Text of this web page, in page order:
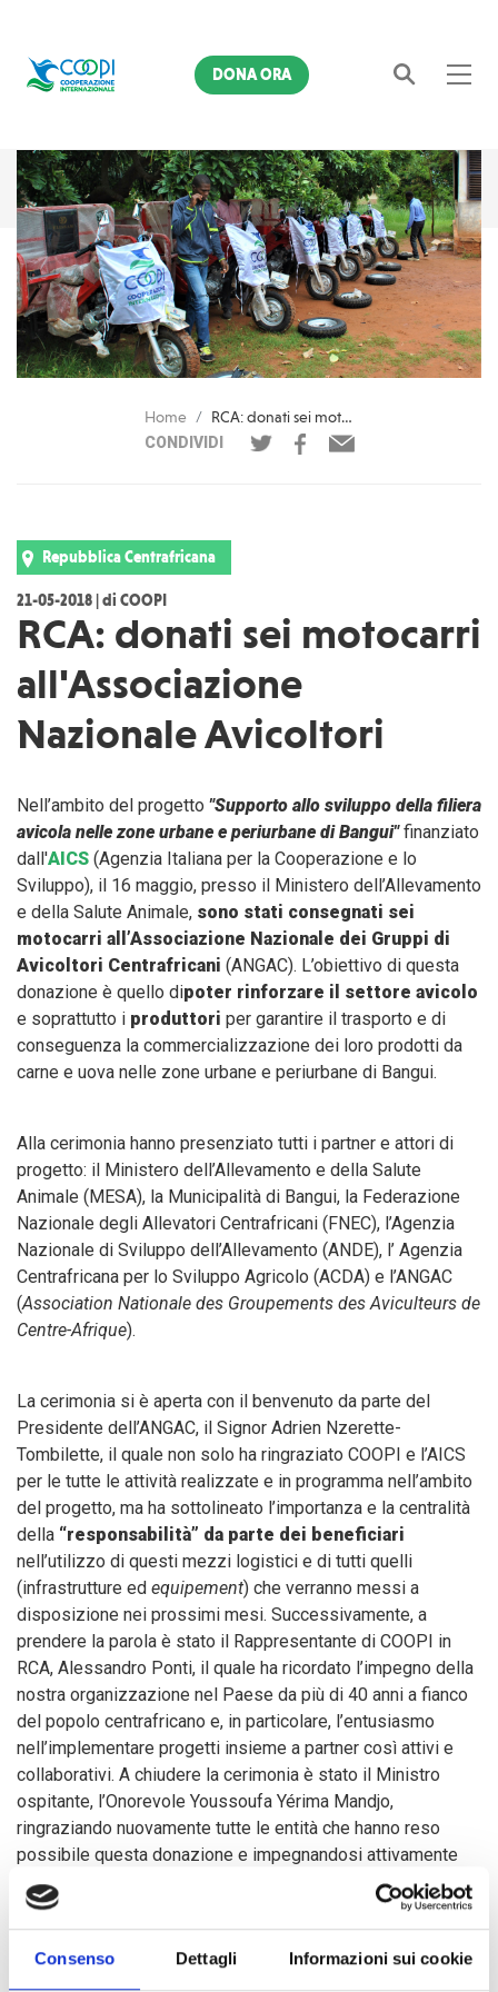
Consenso Dettagli Informazioni sui cookie
Cerca
DONA ORA
Home
RCA: donati sei motocarri all'Associazione Nazionale Avicoltori
CONDIVIDI
Repubblica Centrafricana
21-05-2018 | di COOPI
RCA: donati sei motocarri
all'Associazione
Nazionale Avicoltori
Nell’ambito del progetto "Supporto allo sviluppo della filiera
avicola nelle zone urbane e periurbane di Bangui"finanziato
dall'AICS (Agenzia Italiana per la Cooperazione e lo
Sviluppo), il 16 maggio, presso il Ministero dell’Allevamento
e della Salute Animale, sono stati consegnati sei
motocarri all’Associazione Nazionale dei Gruppi di
Avicoltori Centrafricani (ANGAC). L’obiettivo di questa
donazione è quello dipoter rinforzare il settore avicolo
e soprattutto i produttori per garantire il trasporto e di
conseguenza la commercializzazione dei loro prodotti da
carne e uova nelle zone urbane e periurbane di Bangui.
Alla cerimonia hanno presenziato tutti i partner e attori di
progetto: il Ministero dell’Allevamento e della Salute
Animale (MESA), la Municipalità di Bangui, la Federazione
Nazionale degli Allevatori Centrafricani (FNEC), l’Agenzia
Nazionale di Sviluppo dell’Allevamento (ANDE), l’ Agenzia
Centrafricana per lo Sviluppo Agricolo (ACDA) e l’ANGAC
(Association Nationale des Groupements des Aviculteurs de
Centre-Afrique).
La cerimonia si è aperta con il benvenuto da parte del
Presidente dell’ANGAC, il Signor Adrien Nzerette-
Tombilette, il quale non solo ha ringraziato COOPI e l’AICS
per le tutte le attività realizzate e in programma nell’ambito
del progetto, ma ha sottolineato l’importanza e la centralità
della “responsabilità” da parte dei beneficiari
nell’utilizzo di questi mezzi logistici e di tutti quelli
(infrastrutture ed equipement) che verranno messi a
disposizione nei prossimi mesi. Successivamente, a
prendere la parola è stato il Rappresentante di COOPI in
RCA, Alessandro Ponti, il quale ha ricordato l’impegno della
nostra organizzazione nel Paese da più di 40 anni a fianco
del popolo centrafricano e, in particolare, l’entusiasmo
nell’implementare progetti insieme a partner così attivi e
collaborativi. A chiudere la cerimonia è stato il Ministro
ospitante, l’Onorevole Youssoufa Yérima Mandjo,
ringraziando nuovamente tutte le entità che hanno reso
possibile questa donazione e impegnandosi attivamente
affinché questo progetto e tutti quelli che verranno in futuro
possano non sono realizzarsi ma trovare una continuità una
volta in mano ai beneficiari.